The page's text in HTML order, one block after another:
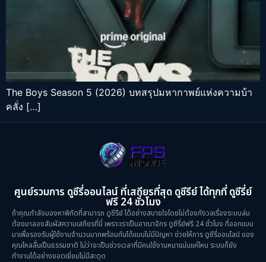
The Boys Season 5 (2026) บทสรุปมหากาพย์แห่งความบ้า
คลั่ง […]
ศูนย์รวมการ ดูซีรี่ออนไลน์ ที่เสถียรที่สุด ดูซีรีย์ ได้ทุกที่ ดูซีรี่ย์
ฟรี 24 ชั่วโมง
ถ้าคุณกำลังมองหาพิกัดที่สามารถ ดูซีรีย์ ได้อย่างสบายใจโดยไม่ต้องกังวลเรื่องระบบล่ม
ต้องมาลองสัมผัสความเสถียรที่นี่ เพราะเราเป็นอาณาจักร ดูซีรี่ย์ฟรี 24 ชั่วโมง ที่ออกแบบ
มาเพื่อรองรับผู้ใช้งานจำนวนมากพร้อมกันได้แบบไม่มีปัญหา ช่วยให้การ ดูซีรี่ออนไลน์ ของ
คุณไหลลื่นเป็นธรรมชาติ ไม่ว่าจะเป็นช่วงเวลาที่มีคนใช้งานหนาแน่นแค่ไหน ระบบก็ยัง
ทำงานได้อย่างยอดเยี่ยมไม่มีสะดุด